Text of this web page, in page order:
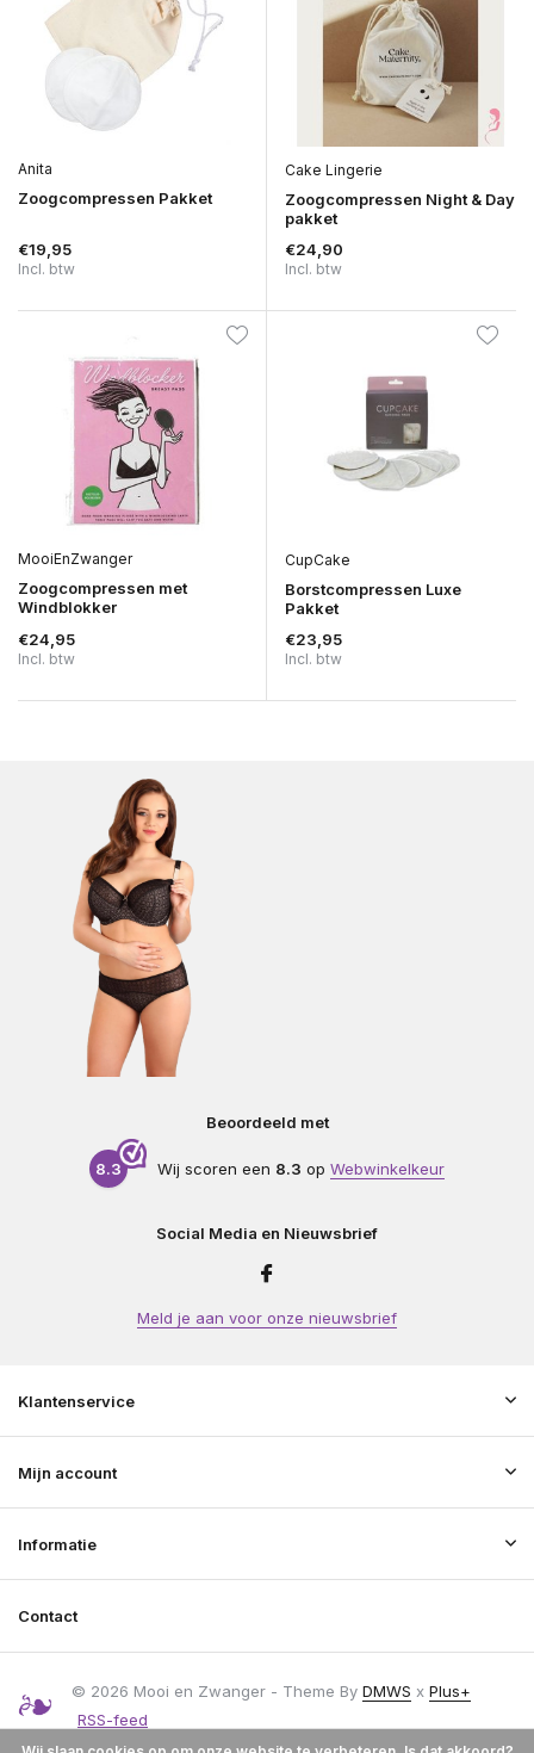
Anita
Zoogcompressen Pakket
€19,95
Incl. btw
Cake Lingerie
Zoogcompressen Night & Day
pakket
€24,90
Incl. btw
MooiEnZwanger
Zoogcompressen met
Windblokker
€24,95
Incl. btw
CupCake
Borstcompressen Luxe
Pakket
€23,95
Incl. btw
Beoordeeld met
8.3 Wij scoren een 8.3 op Webwinkelkeur
Social Media en Nieuwsbrief
Meld je aan voor onze nieuwsbrief
Klantenservice
Mijn account
Informatie
Contact
© 2026 Mooi en Zwanger - Theme By DMWS x Plus+
RSS-feed